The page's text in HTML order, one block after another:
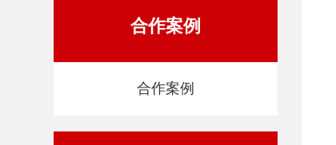
合作案例
合作案例